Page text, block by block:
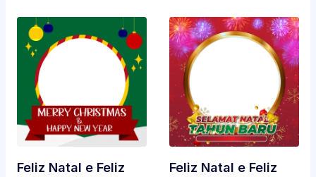
Feliz Natal e Feliz Feliz Natal e Feliz